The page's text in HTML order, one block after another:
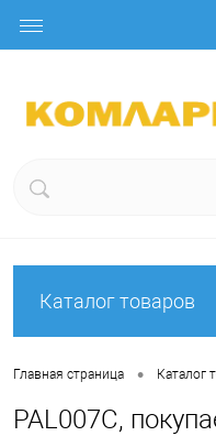
Каталог товаров
Главная страница • Каталог
PAL007C,